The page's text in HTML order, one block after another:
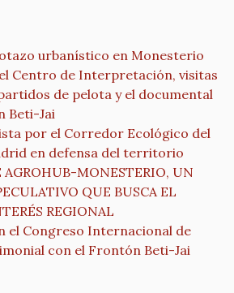
urbanístico en Monesterio
Centro de Interpretación, visitas
de pelota y el documental
Beti-Jai
por el Corredor Ecológico del
en defensa del territorio
AGROHUB-MONESTERIO, UN
QUE BUSCA EL
REGIONAL
el Congreso Internacional de
con el Frontón Beti-Jai